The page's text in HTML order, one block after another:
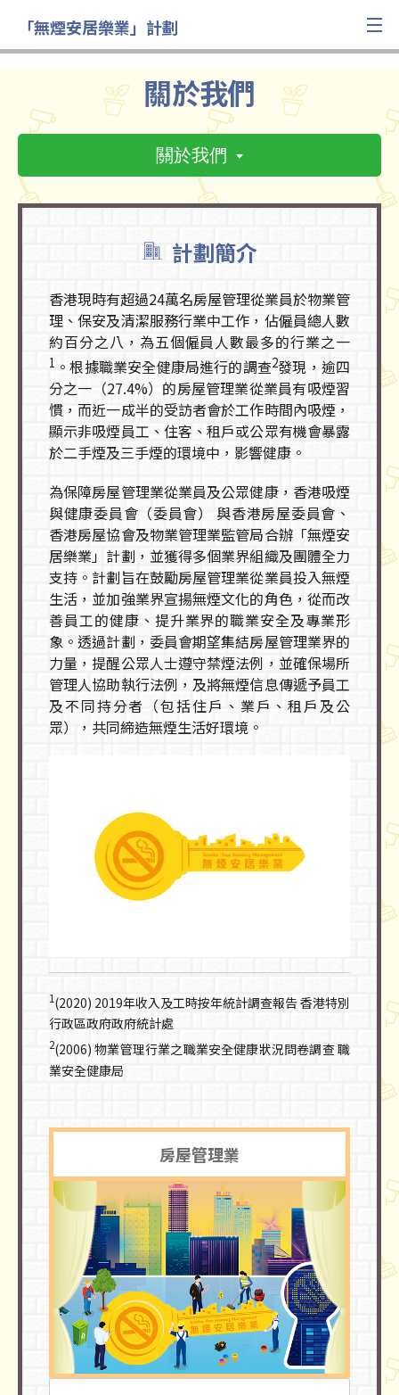
「無煙安居樂業」計劃
關於我們
關於我們
計劃簡介
香港現時有超過24萬名房屋管理從業員於物業管
理、保安及清潔服務行業中工作，佔僱員總人數
約百分之八，為五個僱員人數最多的行業之一
1 。根據職業安全健康局進行的調查2發現，逾四
分之一（27.4%）的房屋管理業從業員有吸煙習
慣，而近一成半的受訪者會於工作時間內吸煙，
顯示非吸煙員工、住客、租戶或公眾有機會暴露
於二手煙及三手煙的環境中，影響健康。
為保障房屋管理業從業員及公眾健康，香港吸煙
與健康委員會（委員會） 與香港房屋委員會、
香港房屋協會及物業管理業監管局合辦「無煙安
居樂業」計劃，並獲得多個業界組織及團體全力
支持。計劃旨在鼓勵房屋管理業從業員投入無煙
生活，並加強業界宣揚無煙文化的角色，從而改
善員工的健康、提升業界的職業安全及專業形
象。透過計劃，委員會期望集結房屋管理業界的
力量，提醒公眾人士遵守禁煙法例，並確保場所
管理人協助執行法例，及將無煙信息傳遞予員工
及不同持分者（包括住戶、業戶、租戶及公
眾），共同締造無煙生活好環境。
1(2020) 2019年收入及工時按年統計調查報告 香港特別
行政區政府政府統計處
2(2006) 物業管理行業之職業安全健康狀況問卷調查 職
業安全健康局
房屋管理業